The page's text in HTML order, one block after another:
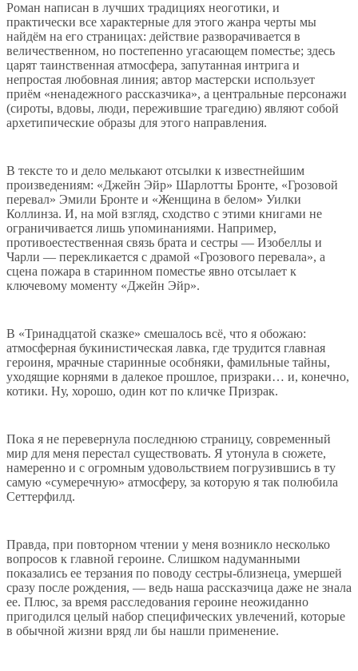
Роман написан в лучших традициях неоготики, и
практически все характерные для этого жанра черты мы
найдём на его страницах: действие разворачивается в
величественном, но постепенно угасающем поместье; здесь
царят таинственная атмосфера, запутанная интрига и
непростая любовная линия; автор мастерски использует
приём «ненадежного рассказчика», а центральные персонажи
(сироты, вдовы, люди, пережившие трагедию) являют собой
архетипические образы для этого направления.
В тексте то и дело мелькают отсылки к известнейшим
произведениям: «Джейн Эйр» Шарлотты Бронте, «Грозовой
перевал» Эмили Бронте и «Женщина в белом» Уилки
Коллинза. И, на мой взгляд, сходство с этими книгами не
ограничивается лишь упоминаниями. Например,
противоестественная связь брата и сестры — Изобеллы и
Чарли — перекликается с драмой «Грозового перевала», а
сцена пожара в старинном поместье явно отсылает к
ключевому моменту «Джейн Эйр».
В «Тринадцатой сказке» смешалось всё, что я обожаю:
атмосферная букинистическая лавка, где трудится главная
героиня, мрачные старинные особняки, фамильные тайны,
уходящие корнями в далекое прошлое, призраки… и, конечно,
котики. Ну, хорошо, один кот по кличке Призрак.
Пока я не перевернула последнюю страницу, современный
мир для меня перестал существовать. Я утонула в сюжете,
намеренно и с огромным удовольствием погрузившись в ту
самую «сумеречную» атмосферу, за которую я так полюбила
Сеттерфилд.
Правда, при повторном чтении у меня возникло несколько
вопросов к главной героине. Слишком надуманными
показались ее терзания по поводу сестры-близнеца, умершей
сразу после рождения, — ведь наша рассказчица даже не знала
ее. Плюс, за время расследования героине неожиданно
пригодился целый набор специфических увлечений, которые
в обычной жизни вряд ли бы нашли применение.